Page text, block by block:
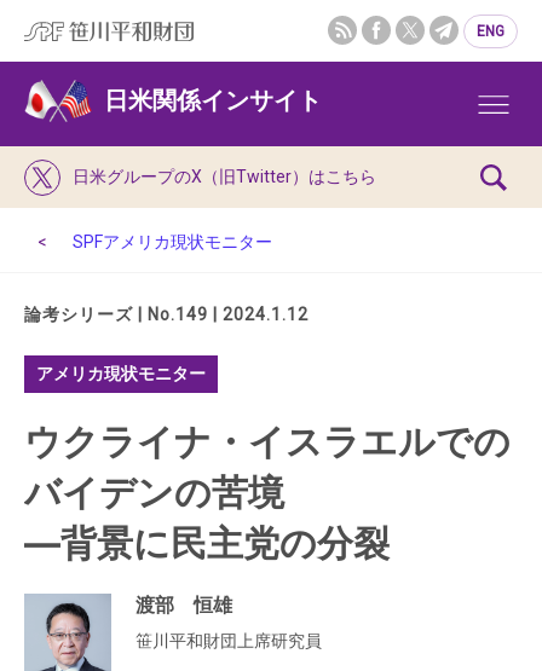
ENG
日米関係インサイト
日米グループのX（旧Twitter）はこちら
SPFアメリカ現状モニター
論考シリーズ | No.149 | 2024.1.12
アメリカ現状モニター
ウクライナ・イスラエルでの
バイデンの苦境
―背景に民主党の分裂
渡部 恒雄
笹川平和財団上席研究員